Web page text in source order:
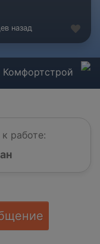
назад
Комфортстрой
работе: